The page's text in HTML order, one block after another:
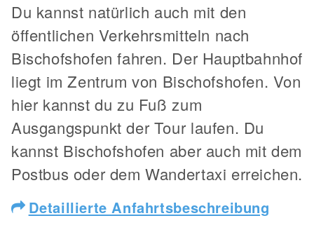
Du kannst natürlich auch mit den
öffentlichen Verkehrsmitteln nach
Bischofshofen fahren. Der Hauptbahnhof
liegt im Zentrum von Bischofshofen. Von
hier kannst du zu Fuß zum
Ausgangspunkt der Tour laufen. Du
kannst Bischofshofen aber auch mit dem
Postbus oder dem Wandertaxi erreichen.
Detaillierte Anfahrtsbeschreibung